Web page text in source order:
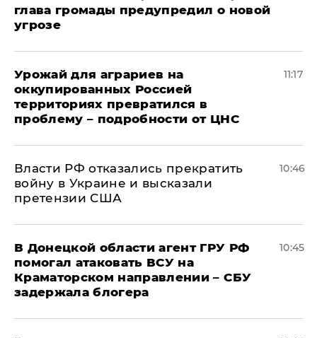
глава громады предупредил о новой
угрозе
Урожай для аграриев на
оккупированных Россией
территориях превратился в
проблему – подробности от ЦНС
11:17
Власти РФ отказались прекратить
войну в Украине и высказали
претензии США
10:46
В Донецкой области агент ГРУ РФ
помогал атаковать ВСУ на
Краматорском направлении – СБУ
задержала блогера
10:45